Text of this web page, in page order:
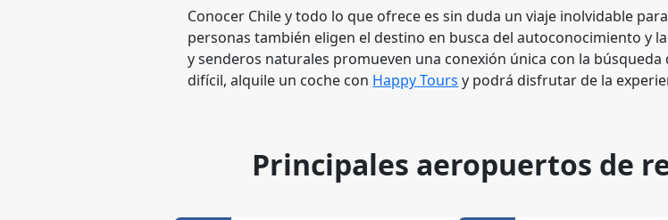
Conocer Chile y todo lo que ofrece es sin duda un viaje inolvidable
personas también eligen el destino en busca del autoconocimiento y
y senderos naturales promueven una conexión única con la
difícil, alquile un coche con Happy Tours y podrá disfrutar de la
Principales aeropuertos de